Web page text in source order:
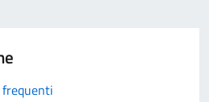
frequenti